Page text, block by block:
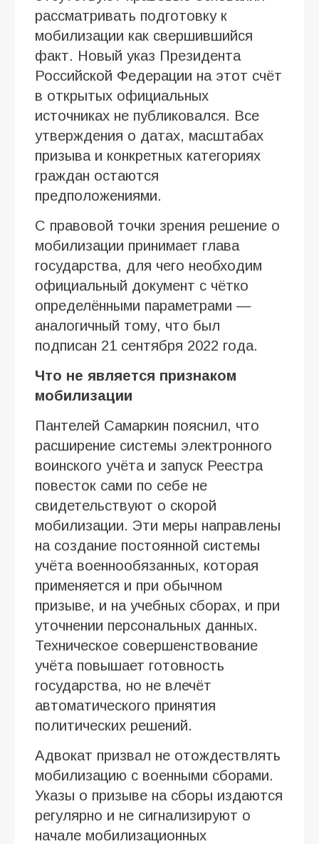
рассматривать подготовку к
мобилизации как свершившийся
факт. Новый указ Президента
Российской Федерации на этот счёт
в открытых официальных
источниках не публиковался. Все
утверждения о датах, масштабах
призыва и конкретных категориях
граждан остаются
предположениями.
С правовой точки зрения решение о
мобилизации принимает глава
государства, для чего необходим
официальный документ с чётко
определёнными параметрами —
аналогичный тому, что был
подписан 21 сентября 2022 года.
Что не является признаком
мобилизации
Пантелей Самаркин пояснил, что
расширение системы электронного
воинского учёта и запуск Реестра
повесток сами по себе не
свидетельствуют о скорой
мобилизации. Эти меры направлены
на создание постоянной системы
учёта военнообязанных, которая
применяется и при обычном
призыве, и на учебных сборах, и при
уточнении персональных данных.
Техническое совершенствование
учёта повышает готовность
государства, но не влечёт
автоматического принятия
политических решений.
Адвокат призвал не отождествлять
мобилизацию с военными сборами.
Указы о призыве на сборы издаются
регулярно и не сигнализируют о
начале мобилизационных